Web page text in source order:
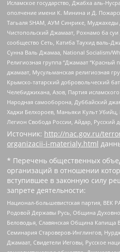
Исламское государство, Джабха аль-
ополчение имени К. Минина и Д.
Тагьаля SHAM, АУМ Синрике, Муджахеды
Чистопольский Джамаат, Рохнамо ба
сообщество Сеть, Катиба Таухид валь-
Сунна Валь Джамаа, National Socialism/
Религиозная группа “Джамаат “Красный
джамаат, Мусульманская религиозная
Крымско-татарский добровольческий
Челебиджихана, Азов, Партия
Народная самооборона, Дуббайский
Хаджи Белхороев, Маньяки Культ Убийц,
Легион Свобода России, Айдар, Русский
Источник: http://nac.gov.ru/
organizacii-i-materialy.html
* Перечень общественных
организаций в отношении
вступившее в законную силу
запрете деятельности:
Национал-большевистская партия, ВЕК
Родовой Державы Русь, Община
Беловодья, Славянская Община Капища
Семинария Староверов-Инглингов,
Джамаат, Свидетели Иеговы, Русское